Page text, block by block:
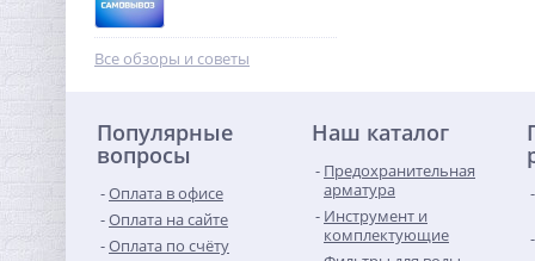
Предохранительный
клапан 3/4х1 ROMMER для
систем водоснабжения 10
1 412,00 руб.
-68%
Все обзоры и советы
Популярные
вопросы
Оплата в офисе
Оплата на сайте
Оплата по счёту
Наш каталог
Предохранительная
арматура
Инструмент и
комплектующие